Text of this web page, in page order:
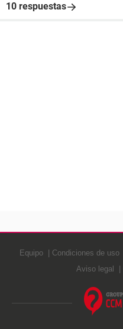
10 respuestas
Equipo Condiciones de uso
Aviso legal